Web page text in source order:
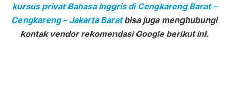
kursus privat Bahasa Inggris di Cengkareng Barat –
Cengkareng – Jakarta Baratbisa juga menghubungi
kontak vendor rekomendasi Google berikut ini.